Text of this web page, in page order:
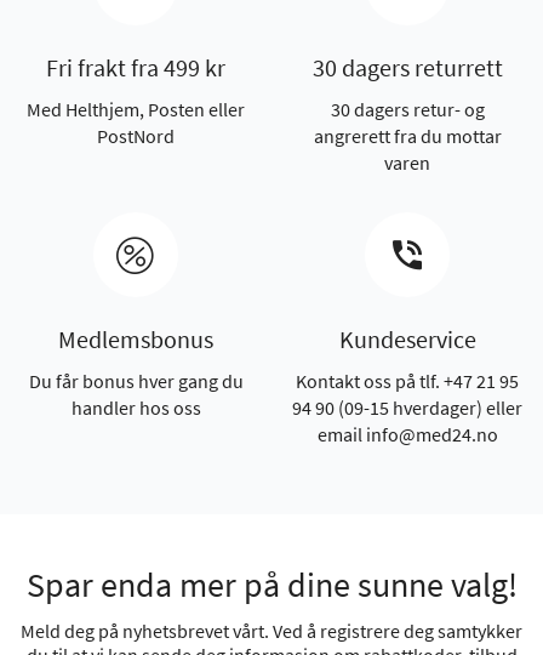
Fri frakt fra 499 kr
Med Helthjem, Posten eller
PostNord
30 dagers returrett
30 dagers retur- og
angrerett fra du mottar
varen
Medlemsbonus
Du får bonus hver gang du
handler hos oss
Kundeservice
Kontakt oss på tlf. +47 21 95
94 90 (09-15 hverdager) eller
email info@med24.no
Spar enda mer på dine sunne valg!
Meld deg på nyhetsbrevet vårt. Ved å registrere deg samtykker